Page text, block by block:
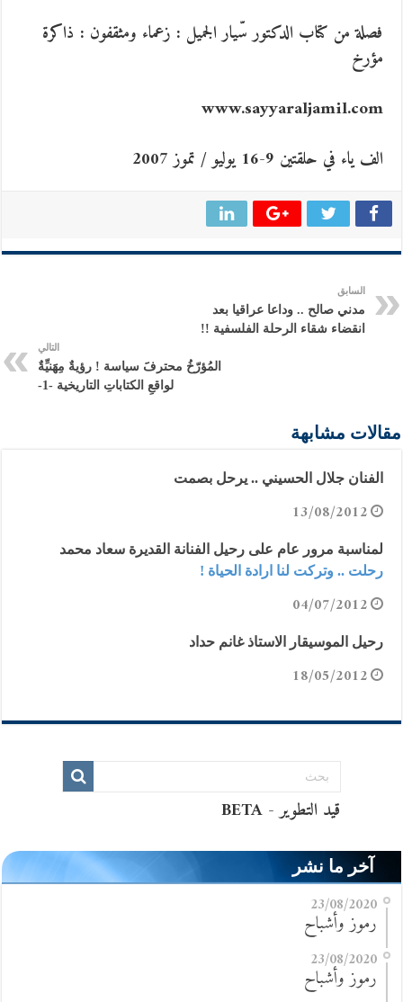
فصلة من كتاب الدكتور سّيار الجميل : زعماء ومثقفون : ذاكرة
مؤرخ
www.sayyaraljamil.com
الف ياء في حلقتين 9-16 يوليو / تموز 2007
السابق
مدني صالح .. وداعا عراقيا بعد
انقضاء شقاء الرحلة الفلسفية !!
التالي
المُؤرّخُ محترفََ سياسة ! رؤيةٌ مِهََنيِّةٌ
لواقعِ الكتاباتِ التاريخية -1-
مقالات مشابهة
الفنان جلال الحسيني .. يرحل بصمت
13/08/2012
لمناسبة مرور عام على رحيل الفنانة القديرة سعاد محمد
رحلت .. وتركت لنا ارادة الحياة !
04/07/2012
رحيل الموسيقار الاستاذ غانم حداد
18/05/2012
آخر ما نشر
23/08/2020
رموز وأشباح
23/08/2020
رموز وأشباح